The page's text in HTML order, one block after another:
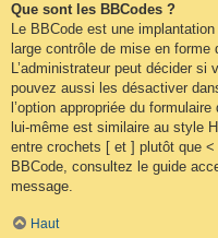
Que sont les BBCodes ?
Le BBCode est une
large contrôle de mise en forme
L’administrateur peut décider
pouvez aussi les désactiver
l’option appropriée du
lui-même est similaire au style
entre crochets [ et ] plutôt que
BBCode, consultez le guide
message.
Haut